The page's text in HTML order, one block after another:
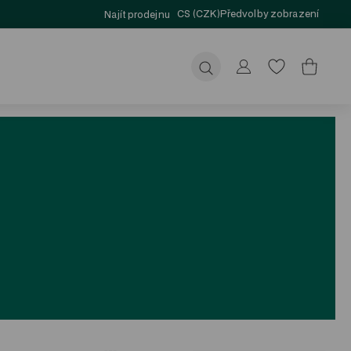
Najít prodejnu CS (CZK)Předvolby zobrazení
Odeslat